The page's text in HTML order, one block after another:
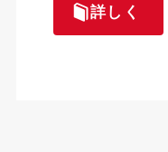
詳しく